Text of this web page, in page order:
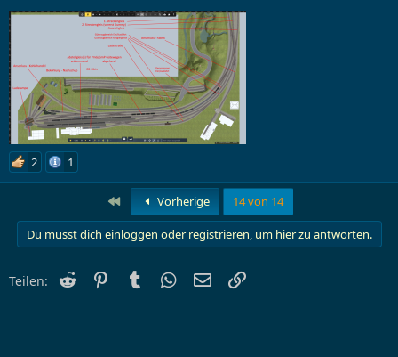
2 1
Erste Vorherige 14 von 14
Du musst dich einloggen oder registrieren, um hier zu antworten.
Teilen: Reddit PinterestTumblr WhatsApp
E-Mail